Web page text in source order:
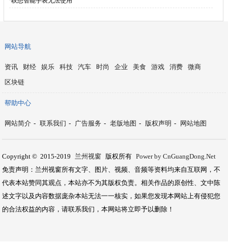
网站导航
资讯 财经 娱乐 科技 汽车 时尚 企业 美食 游戏 消费
微商
区块链
帮助中心
网站简介 - 联系我们 - 广告服务 - 老版地图 - 版权声明 - 网站地图
Copyright © 2015-2019 兰州视窗 版权所有 Power by CnGuangDong.Net
免责声明：兰州视窗所有文字、图片、视频、音频等资料均来自互联网，不
代表本站赞同其观点，本站亦不为其版权负责。相关作品的原创性、文中陈
述文字以及内容数据庞杂本站无法一一核实，如果您发现本网站上有侵犯您
的合法权益的内容，请联系我们，本网站将立即予以删除！